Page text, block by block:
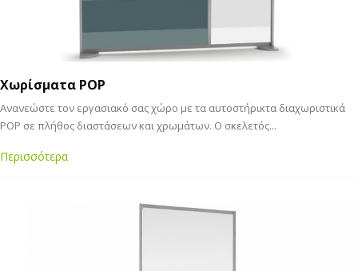
Χωρίσματα POP
Ανανεώστε τον εργασιακό σας χώρο με τα αυτοστήρικτα διαχωριστικά
POP σε πλήθος διαστάσεων και χρωμάτων. Ο σκελετός...
Περισσότερα